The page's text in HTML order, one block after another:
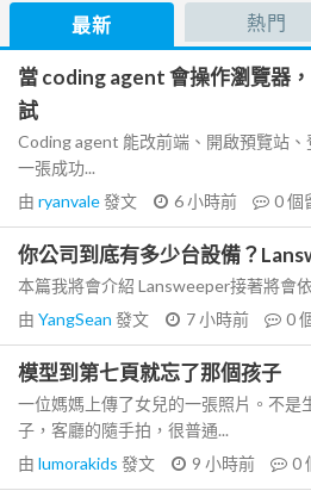
最新 熱門
當 coding agent 會操作瀏覽器
試
Coding agent 能改前端、開啟預覽站
一張成功...
由 ryanvale發文 6 小時前 0個
你公司到底有多少台設備？
本篇我將會介紹 Lansweeper接著將會
由 YangSean 發文 7 小時前 0
模型到第七頁就忘了那個孩子
一位媽媽上傳了女兒的一張照片。不是
子，客廳的隨手拍，很普通...
由 lumorakids 發文 9 小時前 0